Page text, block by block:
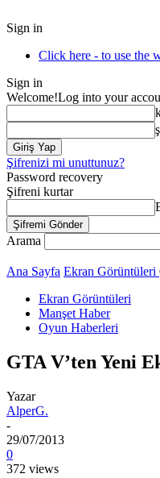
Sign in
Click here - to use the
Sign in
Welcome!Log into your
Şifrenizi mi unuttunuz?
Password recovery
Şifreni kurtar
Arama
Ana Sayfa Ekran Görüntüleri
Ekran Görüntüleri
Manşet Haber
Oyun Haberleri
GTA V’ten Yeni
Yazar
AlperG.
-
29/07/2013
0
372 views